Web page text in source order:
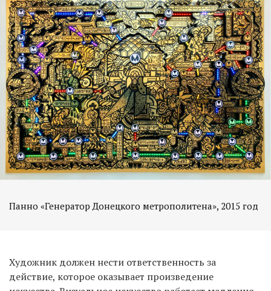
Панно «Генератор Донецкого метрополитена», 2015 год
Художник должен нести ответственность за
действие, которое оказывает произведение